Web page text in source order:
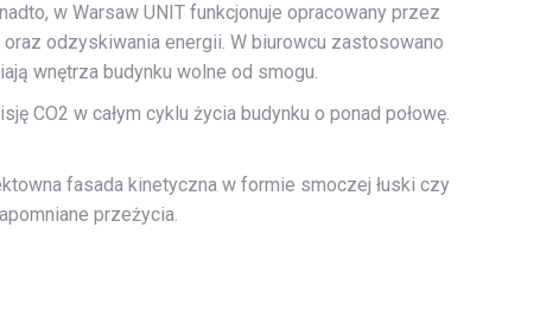
w Warsaw UNIT funkcjonuje opracowany przez
odzyskiwania energii. W biurowcu zastosowano
wnętrza budynku wolne od smogu.
CO2 w całym cyklu życia budynku o ponad połowę.
fasada kinetyczna w formie smoczej łuski czy
przeżycia.